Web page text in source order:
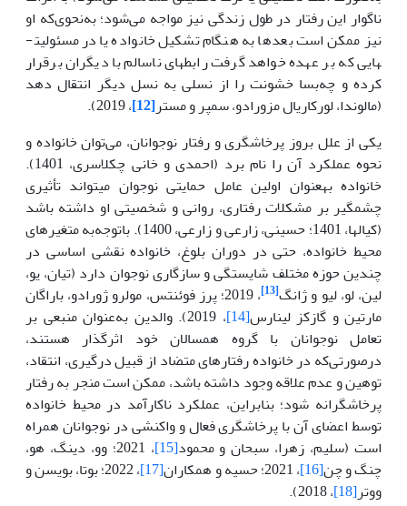
ناگوار این رفتار در طول زندگی نیز مواجه می‌شود؛ به‌نحوی‌که او
نیز ممکن است بعدها به هنگام تشکیل خانواده یا در مسئولیت­
هایی که بر عهده خواهد گرفت رابطه­ای ناسالم با دیگران برقرار
کرده و چه‌بسا خشونت را از نسلی به نسل دیگر انتقال دهد
(مالوندا، لورکاریال مزورادو، سمپر و مستر[12]
، 2019).
یکی از علل بروز پرخاشگری و رفتار نوجوانان، می‌توان خانواده و
نحوه عملکرد آن را نام برد (احمدی و خانی چکلاسری، 1401).
خانواده به­عنوان اولین عامل حمایتی نوجوان می­تواند تأثیری
چشمگیر بر مشکلات رفتاری، روانی و شخصیتی او داشته باشد
(کیالها، 1401؛ حسینی، زارعی و زارعی، 1400). باتوجه‌به متغیرهای
محیط خانواده، حتی در دوران بلوغ، خانواده نقشی اساسی در
چندین حوزه مختلف شایستگی و سازگاری نوجوان دارد (تیان، یو،
لین، لو، لیو و ژانگ[13]
، 2019؛ پرز فوئنتس، مولرو ژورادو، باراگان
مارتین و گازکز لینارس[14]
، 2019). والدین به‌عنوان منبعی بر
تعامل نوجوانان با گروه همسالان خود اثرگذار هستند،
درصورتی‌که در خانواده رفتارهای متضاد از قبیل درگیری، انتقاد،
توهین و عدم علاقه وجود داشته باشد، ممکن است منجر به رفتار
پرخاشگرانه شود؛ بنابراین، عملکرد ناکارآمد در محیط خانواده
توسط اعضای آن با پرخاشگری فعال و واکنشی در نوجوانان همراه
است (سلیم، زهرا، سبحان و محمود[15]
، 2021؛ وو، دینگ، هو،
چنگ و چن[16] ، 2021؛ حسیه و همکاران [17]
، 2022؛ بوتا، بویسن و
ووتر[18]
، 2018).